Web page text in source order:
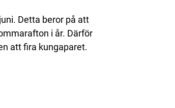
Detta beror på att
i år. Därför
att fira kungaparet.